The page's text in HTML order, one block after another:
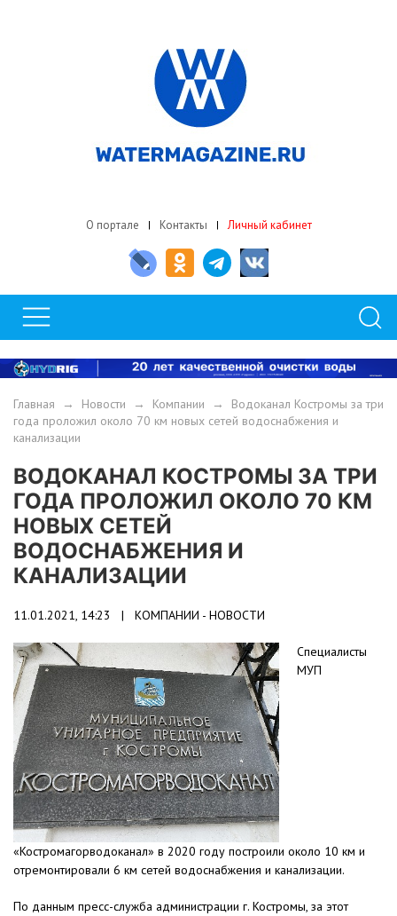
О портале Контакты Личный кабинет
Главная → Новости → Компании → Водоканал Костромы за три
года проложил около 70 км новых сетей водоснабжения и
канализации
ВОДОКАНАЛ КОСТРОМЫ ЗА ТРИ
ГОДА ПРОЛОЖИЛ ОКОЛО 70 КМ
НОВЫХ СЕТЕЙ
ВОДОСНАБЖЕНИЯ И
КАНАЛИЗАЦИИ
11.01.2021, 14:23 | КОМПАНИИ - НОВОСТИ
Специалисты
МУП
«Костромагорводоканал» в 2020 году построили около 10 км и
отремонтировали 6 км сетей водоснабжения и канализации.
По данным пресс-служба администрации г. Костромы, за этот